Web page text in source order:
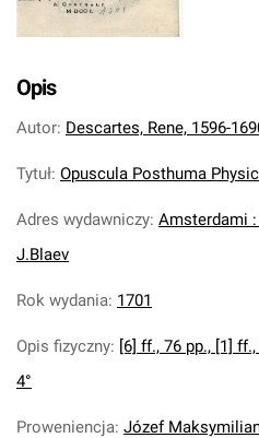
Opis
Autor: Descartes, Rene, 1596-
Tytuł: Opuscula Posthuma
Adres wydawniczy: Amsterdami :
J.Blaev
Rok wydania: 1701
Opis fizyczny: [6] ff., 76 pp., [1]
4°
Proweniencja: Józef